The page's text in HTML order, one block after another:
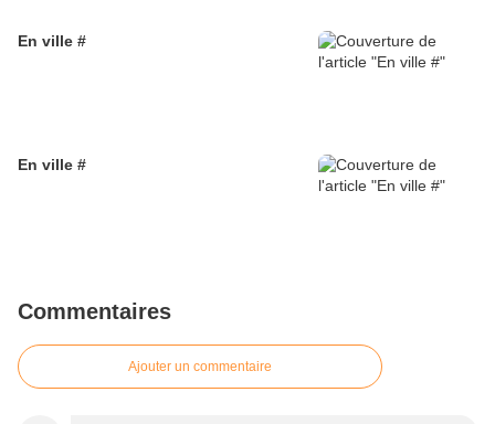
En ville #
En ville #
Commentaires
Ajouter un commentaire